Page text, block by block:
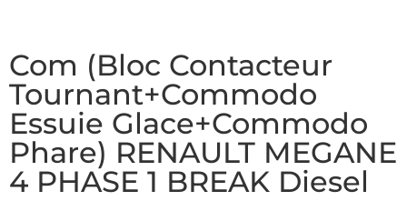
Com (Bloc Contacteur
Tournant+Commodo
Essuie Glace+Commodo
Phare) RENAULT MEGANE
4 PHASE 1 BREAK Diesel